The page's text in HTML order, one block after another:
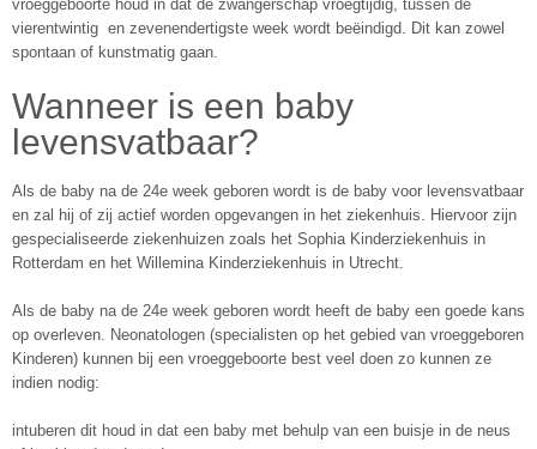
vroeggeboorte houd in dat de zwangerschap vroegtijdig, tussen de
vierentwintig en zevenendertigste week wordt beëindigd. Dit kan zowel
spontaan of kunstmatig gaan.
Wanneer is een baby
levensvatbaar?
Als de baby na de 24e week geboren wordt is de baby voor levensvatbaar
en zal hij of zij actief worden opgevangen in het ziekenhuis. Hiervoor zijn
gespecialiseerde ziekenhuizen zoals het Sophia Kinderziekenhuis in
Rotterdam en het Willemina Kinderziekenhuis in Utrecht.
Als de baby na de 24e week geboren wordt heeft de baby een goede kans
op overleven. Neonatologen (specialisten op het gebied van vroeggeboren
Kinderen) kunnen bij een vroeggeboorte best veel doen zo kunnen ze
indien nodig:
intuberen dit houd in dat een baby met behulp van een buisje in de neus